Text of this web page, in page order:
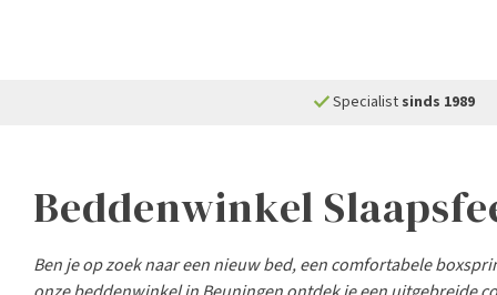
checkSpecialist sinds 1989
Beddenwinkel
Ben je op zoek naar een nieuw bed, een comfortabele